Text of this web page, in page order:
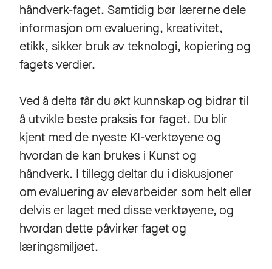
håndverk-faget. Samtidig bør lærerne dele
informasjon om evaluering, kreativitet,
etikk, sikker bruk av teknologi, kopiering og
fagets verdier.
Ved å delta får du økt kunnskap og bidrar til
å utvikle beste praksis for faget. Du blir
kjent med de nyeste KI-verktøyene og
hvordan de kan brukes i Kunst og
håndverk. I tillegg deltar du i diskusjoner
om evaluering av elevarbeider som helt eller
delvis er laget med disse verktøyene, og
hvordan dette påvirker faget og
læringsmiljøet.